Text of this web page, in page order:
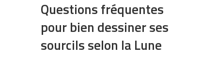
Questions fréquentes
pour bien dessiner ses
sourcils selon la Lune